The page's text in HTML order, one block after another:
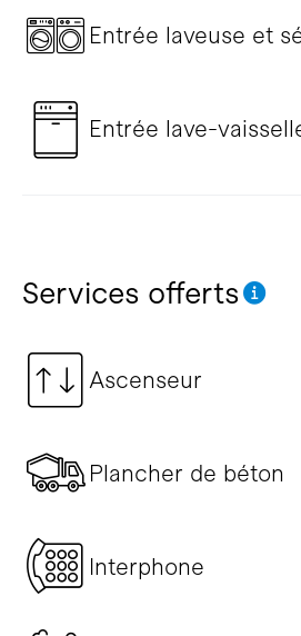
Entrée laveuse et
Entrée lave-
Services offerts
Ascenseur
Plancher de béton
Interphone